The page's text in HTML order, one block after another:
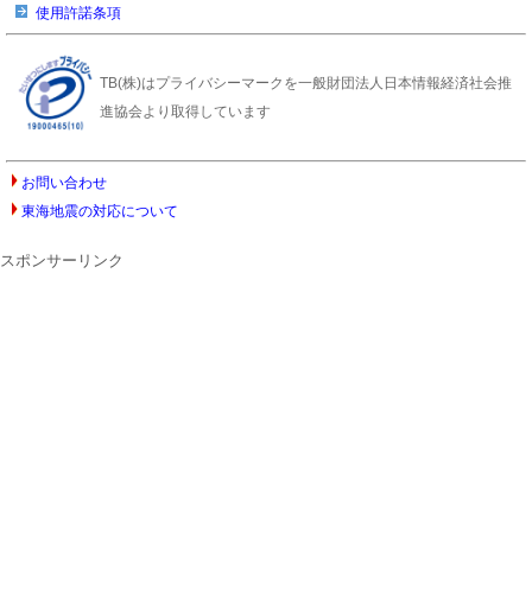
使用許諾条項
TB(株)はプライバシーマークを一般財団法人日本情報経済社会推
進協会より取得しています
お問い合わせ
東海地震の対応について
スポンサーリンク